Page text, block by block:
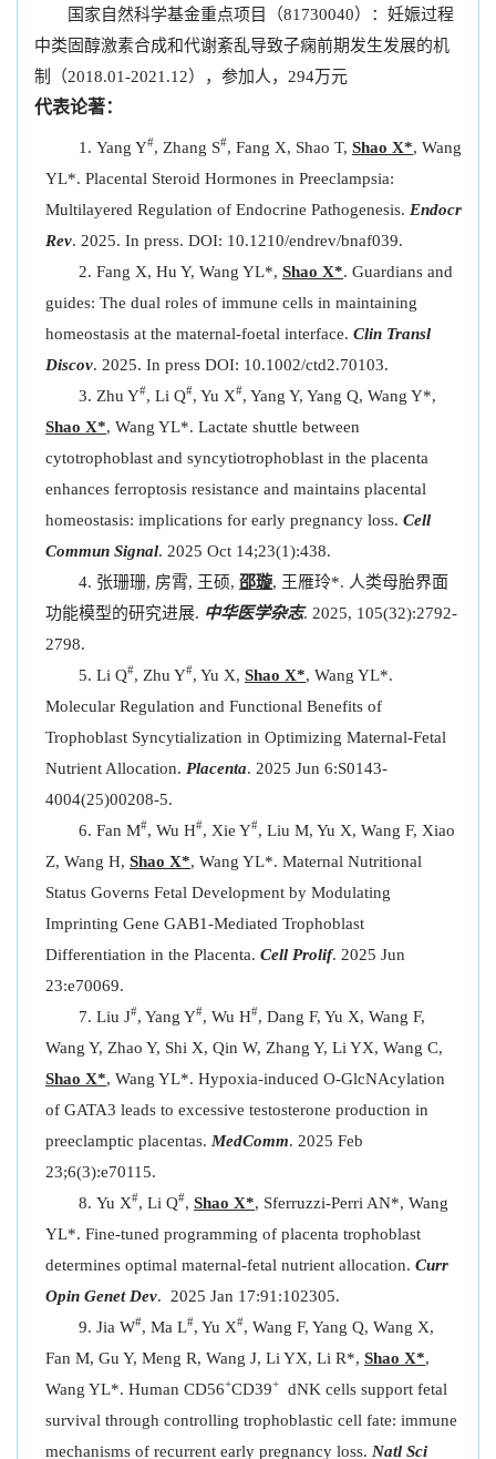
国家自然科学基金重点项目（81730040）：妊娠过程
中类固醇激素合成和代谢紊乱导致子痫前期发生发展的机
制（2018.01-2021.12），参加人，294万元
代表论著：
Yang Y#, Zhang S#, Fang X, Shao T, Shao X*, Wang
YL*. Placental Steroid Hormones in Preeclampsia:
Multilayered Regulation of Endocrine Pathogenesis. Endocr
Rev. 2025. In press. DOI: 10.1210/endrev/bnaf039.
Fang X, Hu Y, Wang YL*, Shao X*. Guardians and
guides: The dual roles of immune cells in maintaining
homeostasis at the maternal‐foetal interface. Clin Transl
Discov. 2025. In press DOI: 10.1002/ctd2.70103.
Zhu Y#, Li Q#, Yu X#, Yang Y, Yang Q, Wang Y*,
Shao X*, Wang YL*. Lactate shuttle between
cytotrophoblast and syncytiotrophoblast in the placenta
enhances ferroptosis resistance and maintains placental
homeostasis: implications for early pregnancy loss. Cell
Commun Signal. 2025 Oct 14;23(1):438.
张珊珊, 房霄, 王硕, 邵璇, 王雁玲*. 人类母胎界面
功能模型的研究进展. 中华医学杂志. 2025, 105(32):2792-
2798.
Li Q#, Zhu Y#, Yu X, Shao X*, Wang YL*.
Molecular Regulation and Functional Benefits of
Trophoblast Syncytialization in Optimizing Maternal-Fetal
Nutrient Allocation. Placenta. 2025 Jun 6:S0143-
4004(25)00208-5.
Fan M#, Wu H#, Xie Y#, Liu M, Yu X, Wang F, Xiao
Z, Wang H, Shao X*, Wang YL*. Maternal Nutritional
Status Governs Fetal Development by Modulating
Imprinting Gene GAB1-Mediated Trophoblast
Differentiation in the Placenta. Cell Prolif. 2025 Jun
23:e70069.
Liu J#, Yang Y#, Wu H#, Dang F, Yu X, Wang F,
Wang Y, Zhao Y, Shi X, Qin W, Zhang Y, Li YX, Wang C,
Shao X*, Wang YL*. Hypoxia-induced O-GlcNAcylation
of GATA3 leads to excessive testosterone production in
preeclamptic placentas. MedComm. 2025 Feb
23;6(3):e70115.
Yu X#, Li Q#, Shao X*, Sferruzzi-Perri AN*, Wang
YL*. Fine-tuned programming of placenta trophoblast
determines optimal maternal-fetal nutrient allocation. Curr
Opin Genet Dev. 2025 Jan 17:91:102305.
Jia W#, Ma L#, Yu X#, Wang F, Yang Q, Wang X,
Fan M, Gu Y, Meng R, Wang J, Li YX, Li R*, Shao X*,
Wang YL*. Human CD56+CD39+
dNK cells support fetal
survival through controlling trophoblastic cell fate: immune
mechanisms of recurrent early pregnancy loss. Natl Sci